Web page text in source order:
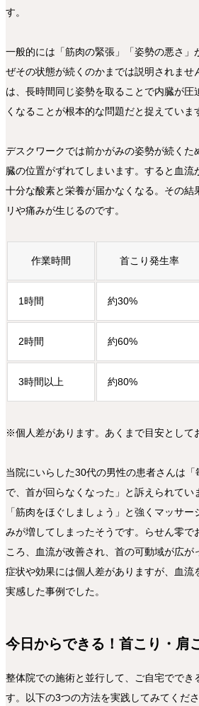
す。
一般的には「筋肉の緊張」「姿勢の悪さ」
ぜその状態が続くのかまでは説明されませ
は、長時間同じ姿勢を取ることで内臓が圧
くなることが根本的な問題だと捉えていま
デスクワークでは前かがみの姿勢が続くた
臓の位置がずれてしまいます。すると血流
十分な酸素と栄養が届かなくなる。その結
リや痛みが生じるのです。
作業時間 首こり発生率
1時間 約30%
2時間 約60%
3時間以上 約80%
※個人差があります。あくまで目安として
当院にいらした30代の男性の患者さんは
で、首が回らなくなった」と訴えられてい
「筋肉をほぐしましょう」と強くマッサ
みが増してしまったそうです。らせん零で
ころ、血流が改善され、首の可動域が広が
症状や効果には個人差がありますが、血流
実感した事例でした。
今日からできる！首こり・肩
整体院での施術と並行して、ご自宅ででき
す。以下の3つの方法を実践してみてくだ